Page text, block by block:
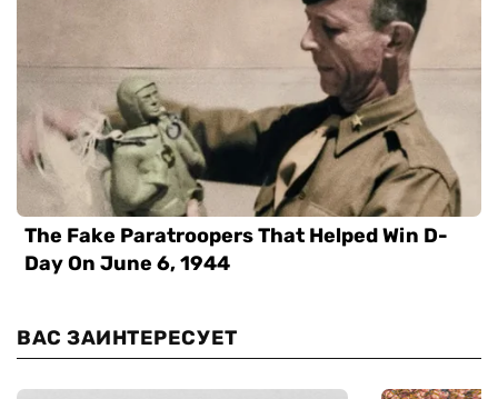
ВАС ЗАИНТЕРЕСУЕТ